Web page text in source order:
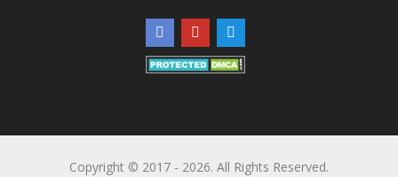
Copyright © 2017 - 2026. All Rights Reserved.